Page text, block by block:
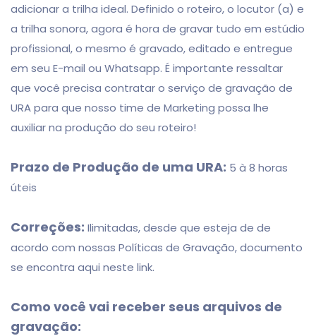
adicionar a trilha ideal. Definido o roteiro, o locutor (a) e
a trilha sonora, agora é hora de gravar tudo em estúdio
profissional, o mesmo é gravado, editado e entregue
em seu E-mail ou Whatsapp. É importante ressaltar
que você precisa contratar o serviço de gravação de
URA para que nosso time de Marketing possa lhe
auxiliar na produção do seu roteiro!
Prazo de Produção de uma URA: 5 à 8 horas
úteis
Correções: Ilimitadas, desde que esteja de de
acordo com nossas Políticas de Gravação, documento
se encontra aqui neste link.
Como você vai receber seus arquivos de
gravação: